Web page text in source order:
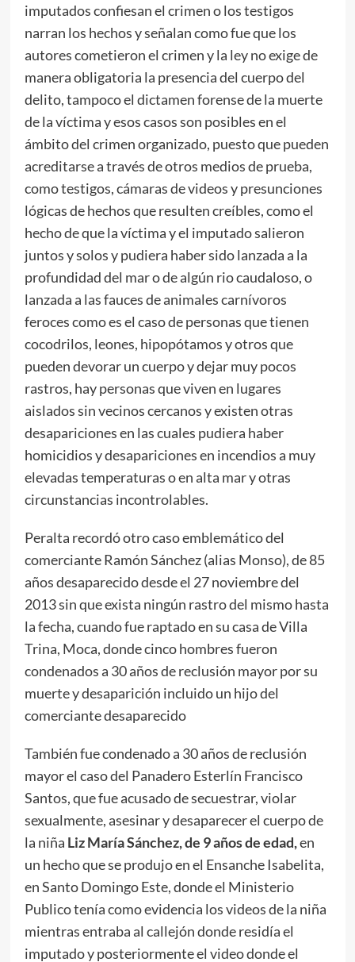
imputados confiesan el crimen o los testigos
narran los hechos y señalan como fue que los
autores cometieron el crimen y la ley no exige de
manera obligatoria la presencia del cuerpo del
delito, tampoco el dictamen forense de la muerte
de la víctima y esos casos son posibles en el
ámbito del crimen organizado, puesto que pueden
acreditarse a través de otros medios de prueba,
como testigos, cámaras de videos y presunciones
lógicas de hechos que resulten creíbles, como el
hecho de que la víctima y el imputado salieron
juntos y solos y pudiera haber sido lanzada a la
profundidad del mar o de algún rio caudaloso, o
lanzada a las fauces de animales carnívoros
feroces como es el caso de personas que tienen
cocodrilos, leones, hipopótamos y otros que
pueden devorar un cuerpo y dejar muy pocos
rastros, hay personas que viven en lugares
aislados sin vecinos cercanos y existen otras
desapariciones en las cuales pudiera haber
homicidios y desapariciones en incendios a muy
elevadas temperaturas o en alta mar y otras
circunstancias incontrolables.
Peralta recordó otro caso emblemático del
comerciante Ramón Sánchez (alias Monso), de 85
años desaparecido desde el 27 noviembre del
2013 sin que exista ningún rastro del mismo hasta
la fecha, cuando fue raptado en su casa de Villa
Trina, Moca, donde cinco hombres fueron
condenados a 30 años de reclusión mayor por su
muerte y desaparición incluido un hijo del
comerciante desaparecido
También fue condenado a 30 años de reclusión
mayor el caso del Panadero Esterlín Francisco
Santos, que fue acusado de secuestrar, violar
sexualmente, asesinar y desaparecer el cuerpo de
la niña Liz María Sánchez, de 9 años de edad,en
un hecho que se produjo en el Ensanche Isabelita,
en Santo Domingo Este, donde el Ministerio
Publico tenía como evidencia los videos de la niña
mientras entraba al callejón donde residía el
imputado y posteriormente el video donde el